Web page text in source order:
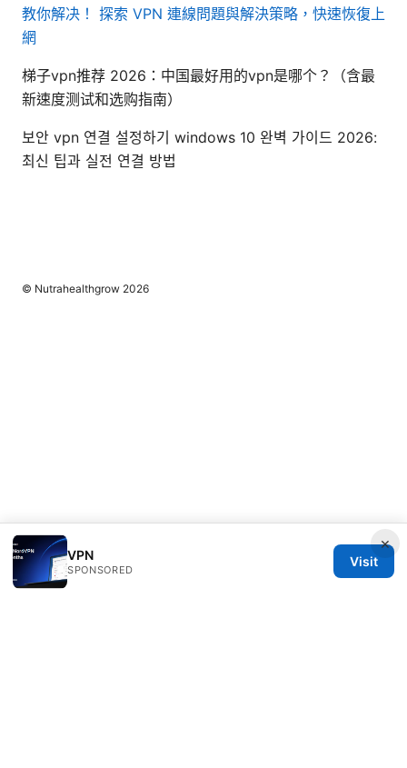
教你解决！ 探索 VPN 連線問題與解決策略，快速恢復上
網
梯子vpn推荐 2026：中国最好用的vpn是哪个？（含最
新速度测试和选购指南）
보안 vpn 연결 설정하기 windows 10 완벽 가이드 2026:
최신 팁과 실전 연결 방법
×
VPN
SPONSORED
Visit
© Nutrahealthgrow 2026